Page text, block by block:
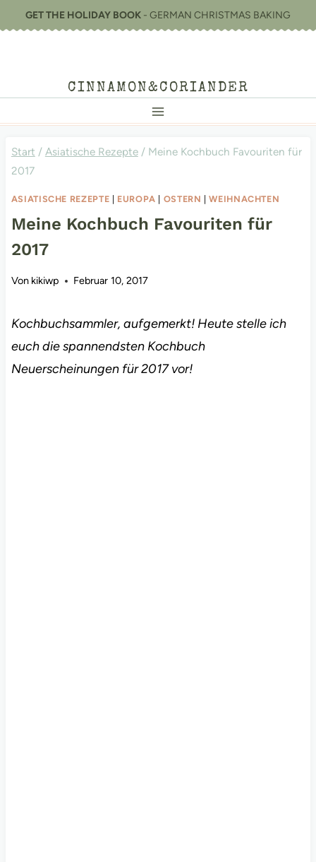
Inhalt
GET THE HOLIDAY BOOK - GERMAN CHRISTMAS BAKING
CINNAMON&CORIANDER
Start / Asiatische Rezepte / Meine Kochbuch Favouriten für
2017
ASIATISCHE REZEPTE | EUROPA | OSTERN |WEIHNACHTEN
Meine Kochbuch Favouriten für
2017
Von kikiwp Februar 10, 2017
Kochbuchsammler, aufgemerkt! Heute stelle ich
euch die spannendsten Kochbuch
Neuerscheinungen für 2017 vor!